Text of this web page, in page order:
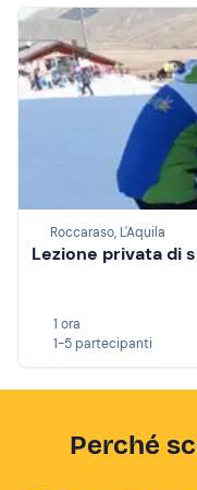
Roccaraso, L'Aquila
Lezione privata di
1 ora
1-5 partecipanti
Perché